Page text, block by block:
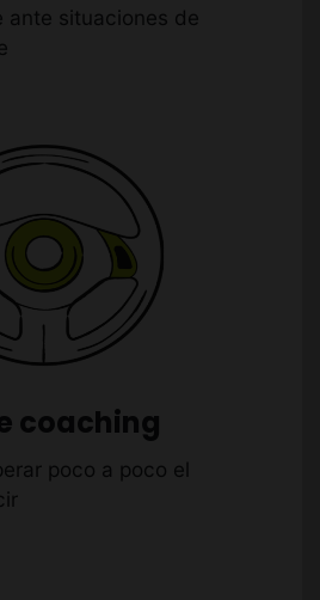
ante situaciones de
coaching
poco a poco el